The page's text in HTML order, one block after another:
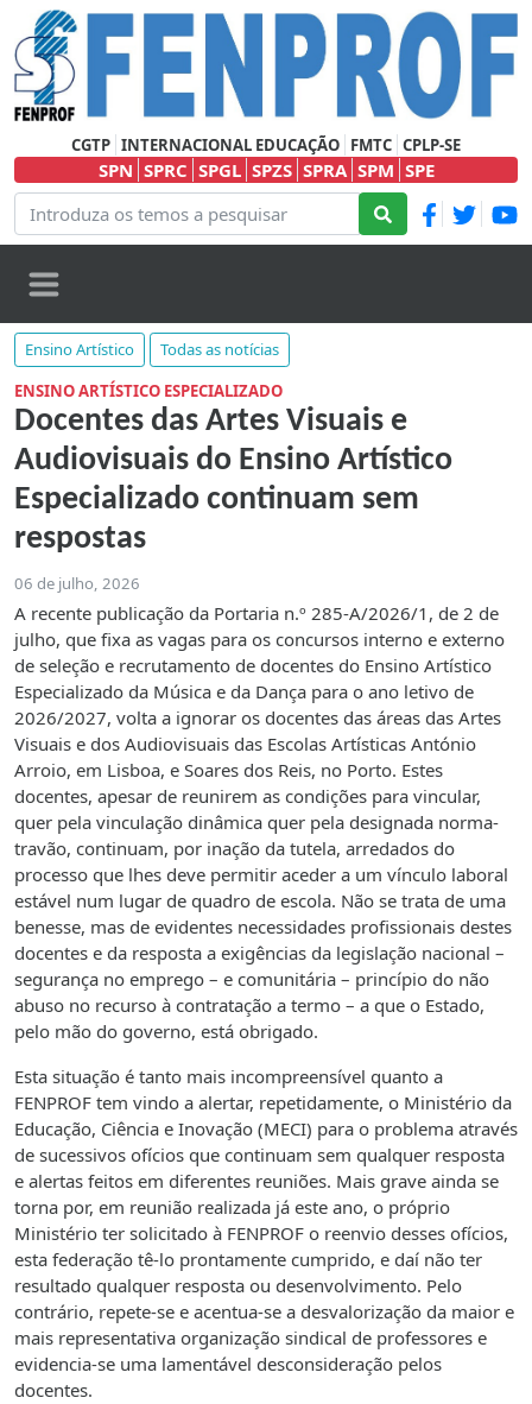
CGTP INTERNACIONAL EDUCAÇÃO FMTC CPLP-SE
SPN SPRC SPGL SPZS SPRA SPM SPE
Ensino Artístico
Todas as notícias
ENSINO ARTÍSTICO ESPECIALIZADO
Docentes das Artes Visuais e
Audiovisuais do Ensino Artístico
Especializado continuam sem
respostas
06 de julho, 2026
A recente publicação da Portaria n.º 285-A/2026/1, de 2 de
julho, que fixa as vagas para os concursos interno e externo
de seleção e recrutamento de docentes do Ensino Artístico
Especializado da Música e da Dança para o ano letivo de
2026/2027, volta a ignorar os docentes das áreas das Artes
Visuais e dos Audiovisuais das Escolas Artísticas António
Arroio, em Lisboa, e Soares dos Reis, no Porto. Estes
docentes, apesar de reunirem as condições para vincular,
quer pela vinculação dinâmica quer pela designada norma-
travão, continuam, por inação da tutela, arredados do
processo que lhes deve permitir aceder a um vínculo laboral
estável num lugar de quadro de escola. Não se trata de uma
benesse, mas de evidentes necessidades profissionais destes
docentes e da resposta a exigências da legislação nacional –
segurança no emprego – e comunitária – princípio do não
abuso no recurso à contratação a termo – a que o Estado,
pelo mão do governo, está obrigado.
Esta situação é tanto mais incompreensível quanto a
FENPROF tem vindo a alertar, repetidamente, o Ministério da
Educação, Ciência e Inovação (MECI) para o problema através
de sucessivos ofícios que continuam sem qualquer resposta
e alertas feitos em diferentes reuniões. Mais grave ainda se
torna por, em reunião realizada já este ano, o próprio
Ministério ter solicitado à FENPROF o reenvio desses ofícios,
esta federação tê-lo prontamente cumprido, e daí não ter
resultado qualquer resposta ou desenvolvimento. Pelo
contrário, repete-se e acentua-se a desvalorização da maior e
mais representativa organização sindical de professores e
evidencia-se uma lamentável desconsideração pelos
docentes.